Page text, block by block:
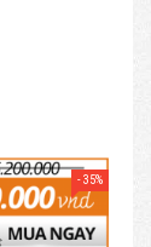
- 35%